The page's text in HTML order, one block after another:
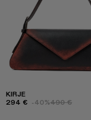
KIRJE
294 € -40%490 €